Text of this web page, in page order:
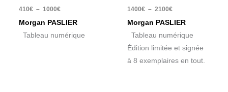
410€ – 1000€
Morgan PASLIER
Tableau numérique
1400€ – 2100€
Morgan PASLIER
Tableau numérique
Édition limitée et signée
à 8 exemplaires en tout.